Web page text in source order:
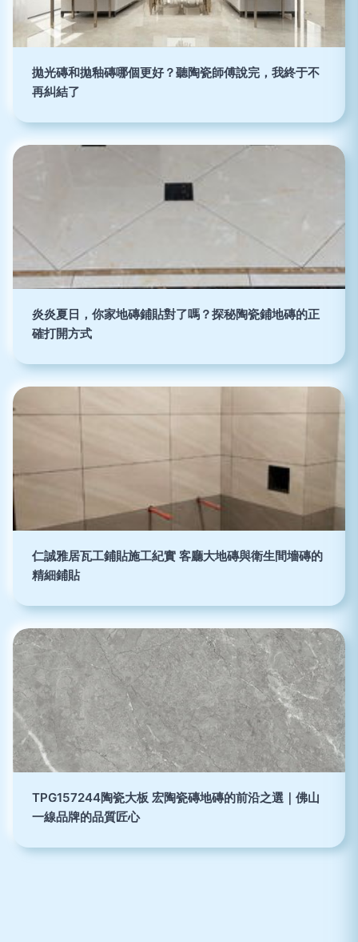
拋光磚和拋釉磚哪個更好？聽陶瓷師傅說完，我終于不
再糾結了
炎炎夏日，你家地磚鋪貼對了嗎？探秘陶瓷鋪地磚的正
確打開方式
仁誠雅居瓦工鋪貼施工紀實 客廳大地磚與衛生間墻磚的
精細鋪貼
TPG157244陶瓷大板 宏陶瓷磚地磚的前沿之選｜佛山
一線品牌的品質匠心